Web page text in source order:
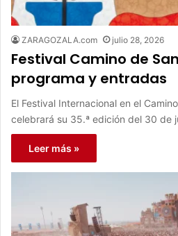
ZARAGOZALA.com julio 28, 2026
Festival Camino de
programa y entradas
El Festival Internacional en el
celebrará su 35.ª edición del 30 de
Leer más »